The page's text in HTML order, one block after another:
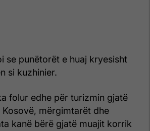
se punëtorët e huaj kryesisht
si kuzhinier.
folur edhe për turizmin gjatë
mërgimtarët dhe
kanë bërë gjatë muajit korrik